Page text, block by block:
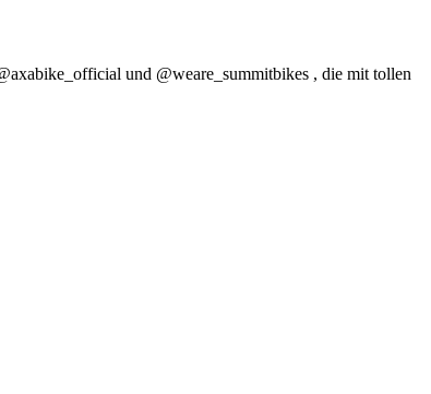
und @weare_summitbikes , die mit tollen